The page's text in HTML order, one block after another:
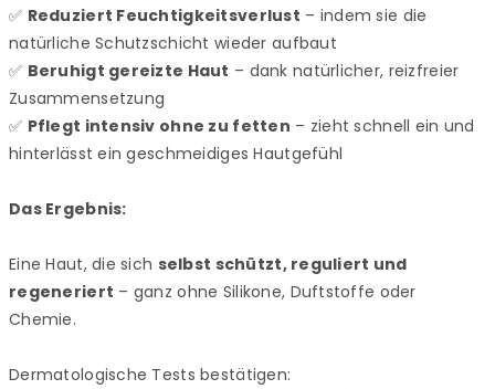
✅ Reduziert Feuchtigkeitsverlust – indem sie die
natürliche Schutzschicht wieder aufbaut
✅ Beruhigt gereizte Haut – dank natürlicher, reizfreier
Zusammensetzung
✅ Pflegt intensiv ohne zu fetten – zieht schnell ein und
hinterlässt ein geschmeidiges Hautgefühl
Das Ergebnis:
Eine Haut, die sich selbst schützt, reguliert und
regeneriert – ganz ohne Silikone, Duftstoffe oder
Chemie.
Dermatologische Tests bestätigen: